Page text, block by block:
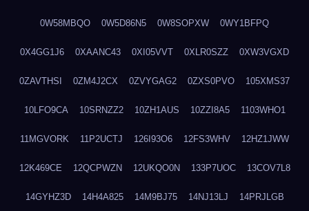
0W58MBQO 0W5D86N5 0W8SOPXW 0WY1BFPQ
0X4GG1J6 0XAANC43 0XI05VVT 0XLR0SZZ 0XW3VGXD
0ZAVTHSI 0ZM4J2CX 0ZVYGAG2 0ZXS0PVO 105XMS37
10LFO9CA 10SRNZZ2 10ZH1AUS 10ZZI8A5 1103WHO1
11MGVORK 11P2UCTJ 126I93O6 12FS3WHV 12HZ1JWW
12K469CE 12QCPWZN 12UKQO0N 133P7UOC 13COV7L8
14GYHZ3D 14H4A825 14M9BJ75 14NJ13LJ 14PRJLGB